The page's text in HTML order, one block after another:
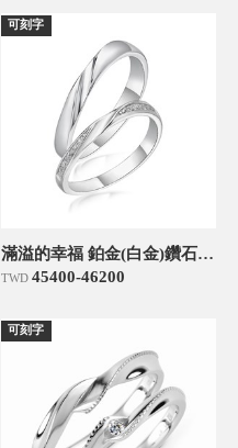
可刻字
滿溢的幸福 鉑金(白金)鑽石結婚對戒
TWD 45400-46200
可刻字